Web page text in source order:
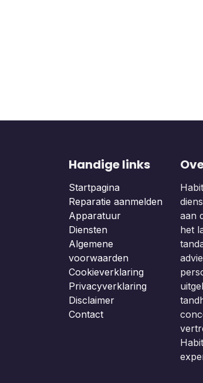
Handige links
Startpagina
Reparatie aanmelden
Apparatuur
Diensten
Algemene
voorwaarden
Cookieverklaring
Privacyverklaring
Disclaimer
Contact
aan
het